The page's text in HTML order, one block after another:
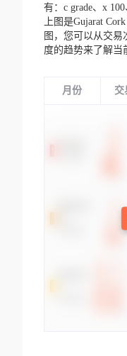
有：c grade、x
上图是Gujarat
图，您可以从交
度的趋势来了解当
月份 交